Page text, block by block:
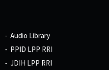
Audio Library
PPID LPP RRI
JDIH LPP RRI